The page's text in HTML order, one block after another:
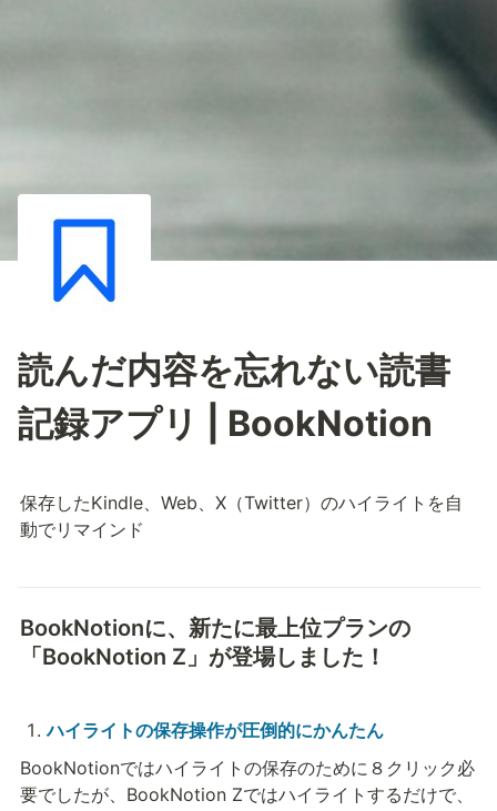
読んだ内容を忘れない読書
記録アプリ | BookNotion
保存したKindle、Web、X（Twitter）のハイライトを自
動でリマインド
BookNotionに、新たに最上位プランの
「BookNotion Z」が登場しました！
ハイライトの保存操作が圧倒的にかんたん
BookNotionではハイライトの保存のために８クリック必
要でしたが、BookNotion Zではハイライトするだけで、